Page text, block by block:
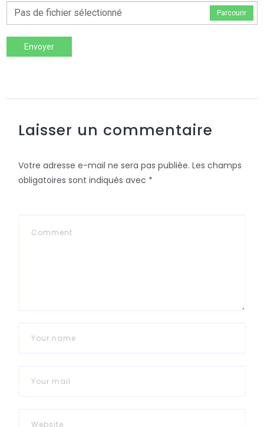
Pas de fichier sélectionné
Parcourir
Envoyer
Laisser un commentaire
Votre adresse e-mail ne sera pas publiée. Les champs
obligatoires sont indiqués avec *